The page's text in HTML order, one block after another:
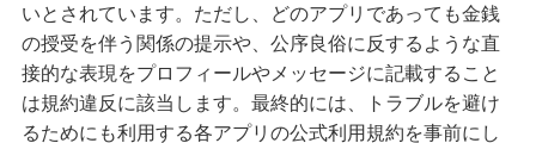
いとされています。ただし、どのアプリであっても金銭
の授受を伴う関係の提示や、公序良俗に反するような直
接的な表現をプロフィールやメッセージに記載すること
は規約違反に該当します。最終的には、トラブルを避け
るためにも利用する各アプリの公式利用規約を事前にし